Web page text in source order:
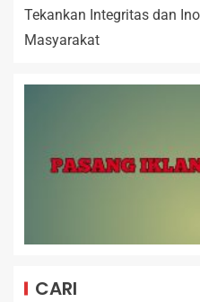
Tekankan Integritas dan
Masyarakat
CARI